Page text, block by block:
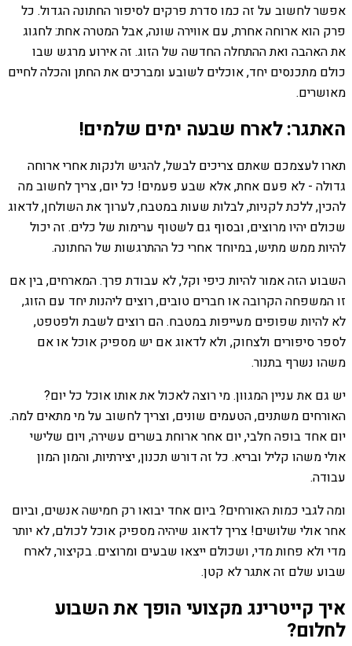
אפשר לחשוב על זה כמו סדרת פרקים לסיפור החתונה הגדול. כל
פרק הוא ארוחה אחרת, עם אווירה שונה, אבל המטרה אחת: לחגוג
את האהבה ואת ההתחלה החדשה של הזוג. זה אירוע מרגש שבו
כולם מתכנסים יחד, אוכלים לשובע ומברכים את החתן והכלה לחיים
מאושרים.
האתגר: לארח שבעה ימים שלמים!
תארו לעצמכם שאתם צריכים לבשל, להגיש ולנקות אחרי ארוחה
גדולה - לא פעם אחת, אלא שבע פעמים! כל יום, צריך לחשוב מה
להכין, ללכת לקניות, לבלות שעות במטבח, לערוך את השולחן, לדאוג
שכולם יהיו מרוצים, ובסוף גם לשטוף ערימות של כלים. זה יכול
להיות ממש מתיש, במיוחד אחרי כל ההתרגשות של החתונה.
השבוע הזה אמור להיות כיפי וקל, לא עבודת פרך. המארחים, בין אם
זו המשפחה הקרובה או חברים טובים, רוצים ליהנות יחד עם הזוג,
לא להיות שפופים מעייפות במטבח. הם רוצים לשבת ולפטפט,
לספר סיפורים ולצחוק, ולא לדאוג אם יש מספיק אוכל או אם
משהו נשרף בתנור.
יש גם את עניין המגוון. מי רוצה לאכול את אותו אוכל כל יום?
האורחים משתנים, הטעמים שונים, וצריך לחשוב על מי מתאים למה.
יום אחד בופה חלבי, יום אחר ארוחת בשרים עשירה, ויום שלישי
אולי משהו קליל ובריא. כל זה דורש תכנון, יצירתיות, והמון המון
עבודה.
ומה לגבי כמות האורחים? ביום אחד יבואו רק חמישה אנשים, וביום
אחר אולי שלושים! צריך לדאוג שיהיה מספיק אוכל לכולם, לא יותר
מדי ולא פחות מדי, ושכולם ייצאו שבעים ומרוצים. בקיצור, לארח
שבוע שלם זה אתגר לא קטן.
איך קייטרינג מקצועי הופך את השבוע
לחלום?